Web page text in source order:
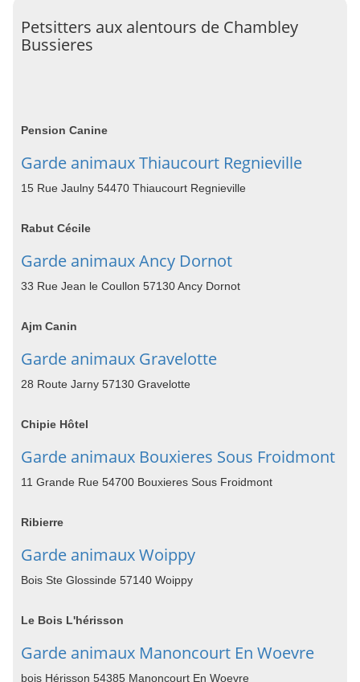
Petsitters aux alentours de Chambley
Bussieres
Pension Canine
Garde animaux Thiaucourt Regnieville
15 Rue Jaulny 54470 Thiaucourt Regnieville
Rabut Cécile
Garde animaux Ancy Dornot
33 Rue Jean le Coullon 57130 Ancy Dornot
Ajm Canin
Garde animaux Gravelotte
28 Route Jarny 57130 Gravelotte
Chipie Hôtel
Garde animaux Bouxieres Sous Froidmont
11 Grande Rue 54700 Bouxieres Sous Froidmont
Ribierre
Garde animaux Woippy
Bois Ste Glossinde 57140 Woippy
Le Bois L'hérisson
Garde animaux Manoncourt En Woevre
bois Hérisson 54385 Manoncourt En Woevre